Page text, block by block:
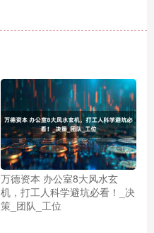
万德资本 办公室8大风水玄
机，打工人科学避坑必看！_决
策_团队_工位